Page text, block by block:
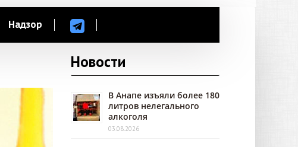
Надзор
Новости
В Анапе изъяли более 180
литров нелегального
алкоголя
03.08.2026